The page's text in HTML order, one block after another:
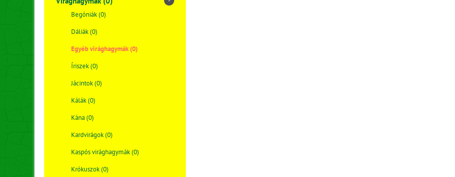
Begóniák (0)
Dáliák (0)
Egyéb virághagymák (0)
Íriszek (0)
Jácintok (0)
Kálák (0)
Kána (0)
Kardvirágok (0)
Kaspós virághagymák (0)
Krókuszok (0)